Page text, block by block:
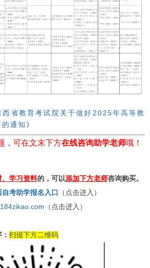
西省教育考试院关于做好2025年高等教
通知 》
，可在文末下方在线咨询助学老师哦！
、学习资料的，可以添加下方老师咨询购买。
自考助学报名入口
（点击进入）
（点击进入）
扫描下方二维码